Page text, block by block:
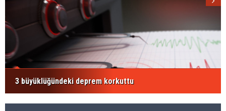
3 büyüklüğündeki deprem korkuttu